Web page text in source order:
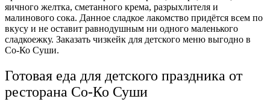
яичного желтка, сметанного крема, разрыхлителя и
малинового сока. Данное сладкое лакомство придётся всем по
вкусу и не оставит равнодушным ни одного маленького
сладкоежку. Заказать чизкейк для детского меню выгодно в
Со-Ко Суши.
Готовая еда для детского праздника от
ресторана Со-Ко Суши